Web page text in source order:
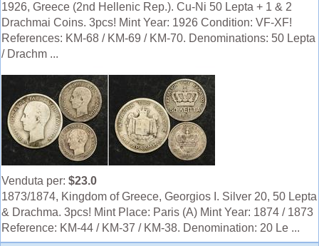
1926, Greece (2nd Hellenic Rep.). Cu-Ni 50 Lepta + 1 & 2
Drachmai Coins. 3pcs! Mint Year: 1926 Condition: VF-XF!
References: KM-68 / KM-69 / KM-70. Denominations: 50 Lepta
/ Drachm ...
Venduta per: $23.0
1873/1874, Kingdom of Greece, Georgios I. Silver 20, 50 Lepta
& Drachma. 3pcs! Mint Place: Paris (A) Mint Year: 1874 / 1873
Reference: KM-44 / KM-37 / KM-38. Denomination: 20 Le ...